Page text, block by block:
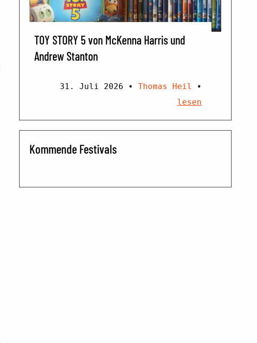
TOY STORY 5 von McKenna Harris und
Andrew Stanton
31. Juli 2026 • Thomas Heil
•
lesen
Kommende Festivals